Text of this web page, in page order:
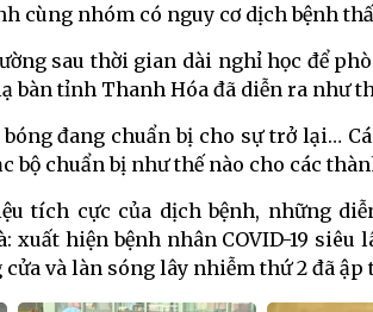
cùng nhóm có nguy cơ dịch bệnh
sau thời gian dài nghỉ học để
bàn tỉnh Thanh Hóa đã diễn ra như
đang chuẩn bị cho sự trở lại…
bộ chuẩn bị như thế nào cho các
tích cực của dịch bệnh, những
xuất hiện bệnh nhân COVID-19 siêu
và làn sóng lây nhiễm thứ 2 đã ập